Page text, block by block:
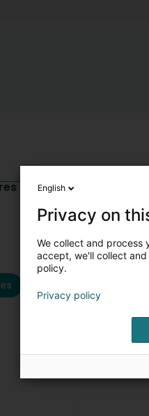
English
Privacy on
We collect and process
accept, we'll collect
policy.
Privacy policy